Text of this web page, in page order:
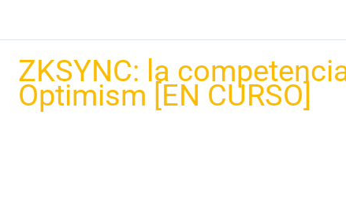
ZKSYNC: la
Optimism [EN CURSO]